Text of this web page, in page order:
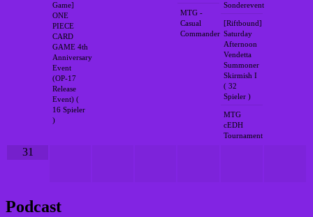
Game]
ONE
PIECE
CARD
GAME 4th
Anniversary
Event
(OP-17
Release
Event) (
16 Spieler
)
MTG -
Casual
Commander
Sonderevent
[Riftbound]
Saturday
Afternoon
Vendetta
Summoner
Skirmish I
( 32
Spieler )
MTG
cEDH
Tournament
31
Podcast